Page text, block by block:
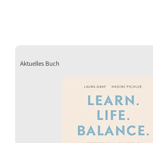
Aktuelles Buch